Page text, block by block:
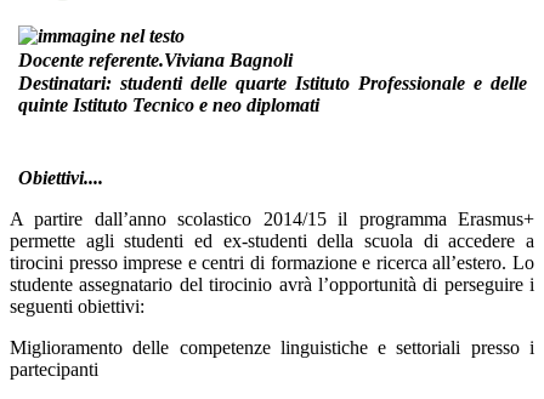
Docente referente.Viviana Bagnoli
Destinatari: studenti delle quarte Istituto Professionale e delle
quinte Istituto Tecnico e neo diplomati
Obiettivi....
A partire dall’anno scolastico 2014/15 il programma Erasmus+
permette agli studenti ed ex-studenti della scuola di accedere a
tirocini presso imprese e centri di formazione e ricerca all’estero. Lo
studente assegnatario del tirocinio avrà l’opportunità di perseguire i
seguenti obiettivi:
Miglioramento delle competenze linguistiche e settoriali presso i
partecipanti